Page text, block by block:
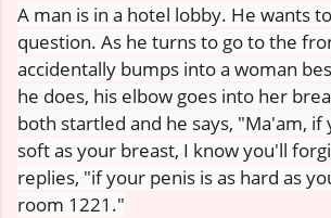
A man is in a hotel lobby. He wants
question. As he turns to go to the
accidentally bumps into a woman
he does, his elbow goes into her
both startled and he says, "Ma'am, if
soft as your breast, I know you'll
replies, "if your penis is as hard as
room 1221."